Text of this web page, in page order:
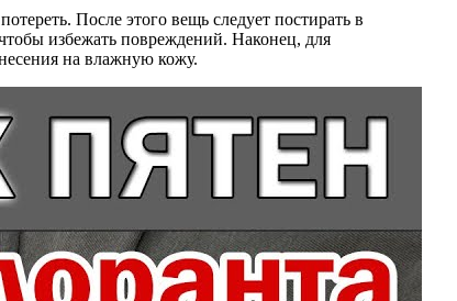
После этого вещь следует постирать в
избежать повреждений. Наконец, для
на влажную кожу.